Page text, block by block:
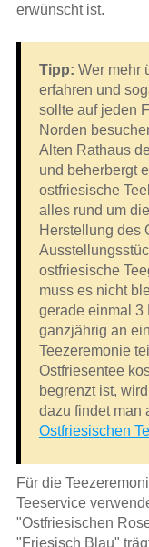
erwünscht ist.
Tipp: Wer mehr
erfahren und
sollte auf jeden
Norden
Alten Rathaus
und beherbergt
ostfriesische
alles rund um
Herstellung des
ostfriesische
muss es nicht
gerade einmal 3
ganzjährig an
Teezeremonie
Ostfriesentee
begrenzt ist,
dazu findet man
Ostfriesischen
Für die
Teeservice
"Ostfriesischen
"Friesisch Blau"